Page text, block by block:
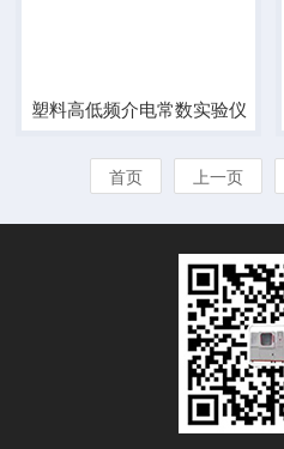
塑料高低频介电常数实验仪
首页 上一页